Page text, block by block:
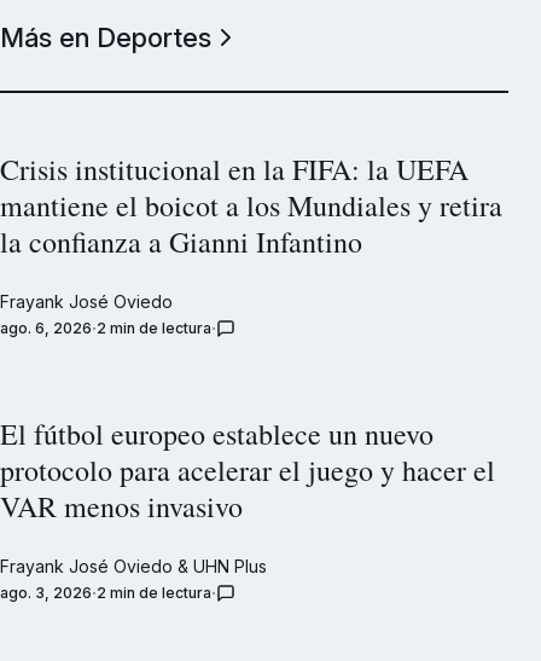
Más en Deportes
Crisis institucional en la FIFA: la UEFA
mantiene el boicot a los Mundiales y retira
la confianza a Gianni Infantino
Frayank José Oviedo
ago. 6, 2026 2 min de lectura
El fútbol europeo establece un nuevo
protocolo para acelerar el juego y hacer el
VAR menos invasivo
Frayank José Oviedo & UHN Plus
ago. 3, 2026 2 min de lectura